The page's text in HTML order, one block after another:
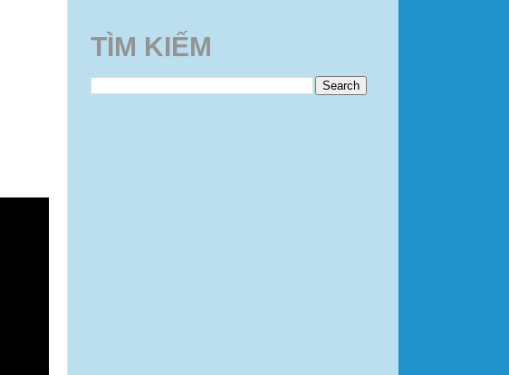
TÌM KIẾM